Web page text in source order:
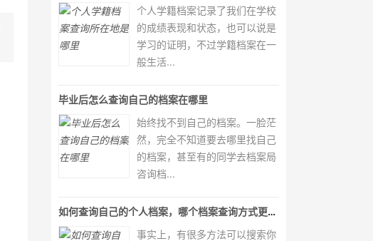
个人学籍档案记录了我们在学校
的成绩表现和状态，也可以说是
学习的证明，不过学籍档案在一
般生活...
毕业后怎么查询自己的档案在哪里
始终找不到自己的档案。一脸茫
然，完全不知道要去哪里找自己
的档案，甚至有的同学去档案局
咨询档...
如何查询自己的个人档案，哪个档案查询方式更快捷
事实上，有很多方法可以搜索你